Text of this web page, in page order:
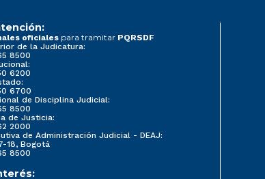
oficiales para tramitar PQRSDF
de la Judicatura:
8500
6200
6700
de Disciplina Judicial:
8500
de Justicia:
2000
de Administración Judicial - DEAJ:
18, Bogotá
8500